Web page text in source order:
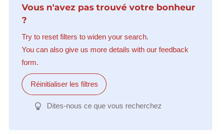
Vous n'avez pas trouvé votre bonheur
?
Try to reset filters to widen your search.
You can also give us more details with our feedback
form.
Réinitialiser les filtres
Dites-nous ce que vous recherchez